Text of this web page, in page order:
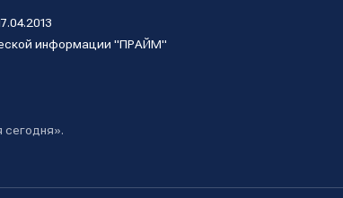
информации "ПРАЙМ"